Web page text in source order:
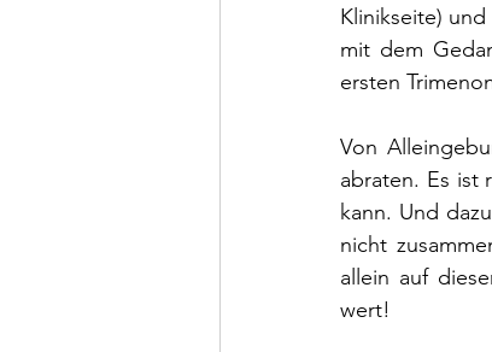
Klinikseite)
mit dem
ersten
Von
abraten. Es ist
kann. Und
nicht
allein auf
wert!